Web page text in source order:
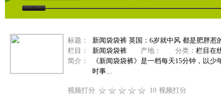
标题：
新闻袋袋裤 英国：6岁就中风 都是肥胖惹
栏目：
新闻袋袋裤 产地： 分类： 栏目在
简介：
《新闻袋袋裤》是一档每天15分钟，以
时事...
视频打分 10 视频打分